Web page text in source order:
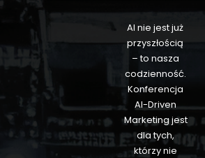
AI nie jest już
przyszłością
– to nasza
codzienność.
Konferencja
AI-Driven
Marketing jest
dla tych,
którzy nie